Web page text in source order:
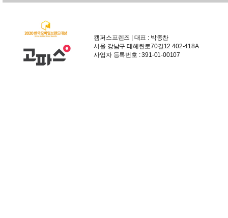
캠퍼스프렌즈 | 대표 : 박종찬
서울 강남구 테헤란로70길12 402-418A
사업자 등록번호 : 391-01-00107